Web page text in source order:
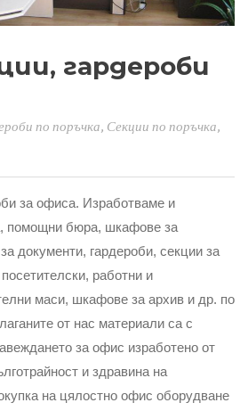
гардероби
по поръчка, Секции по поръчка,
за офиса. Изработваме и
помощни бюра, шкафове за
документи, гардероби, секции за
работни и
маси, шкафове за архив и др. по
от нас материали са с
за офис изработено от
и здравина на
на цялостно офис оборудване